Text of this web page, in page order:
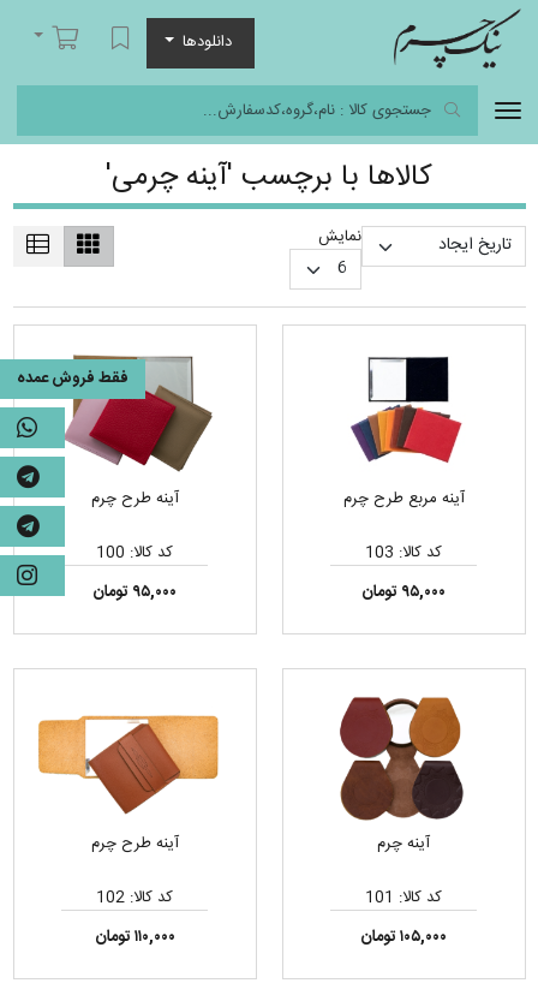
دانلودها
لیست مورد علاقه
سبد خرید
کالاها با برچسب 'آینه چرمی'
نمایش
آینه مربع طرح چرم
کد کالا: 103
۹۵,۰۰۰ تومان
آینه طرح چرم
کد کالا: 100
۹۵,۰۰۰ تومان
آینه چرم
کد کالا: 101
۱۰۵,۰۰۰ تومان
آینه طرح چرم
کد کالا: 102
۱۱۰,۰۰۰ تومان
فقط فروش عمده